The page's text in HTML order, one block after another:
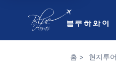
홈 > 현지투어